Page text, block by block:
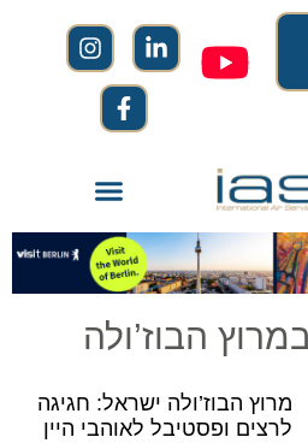
הבוז’ולה
מרוץ הבוז’ולה ישראל: חגיגה
לרצים ופסטיבל לאוהבי היין